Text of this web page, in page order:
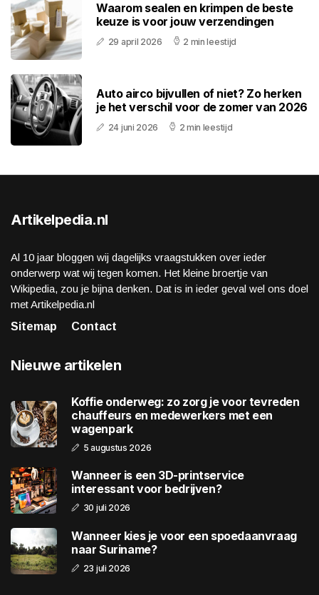
Waarom sealen en krimpen de beste
keuze is voor jouw verzendingen
29 april 2026 2 min leestijd
Auto airco bijvullen of niet? Zo herken
je het verschil voor de zomer van 2026
24 juni 2026 2 min leestijd
Artikelpedia.nl
Al 10 jaar bloggen wij dagelijks vraagstukken over ieder
onderwerp wat wij tegen komen. Het kleine broertje van
Wikipedia, zou je bijna denken. Dat is in ieder geval wel ons doel
met Artikelpedia.nl
Sitemap
Contact
Nieuwe artikelen
Koffie onderweg: zo zorg je voor tevreden
chauffeurs en medewerkers met een
wagenpark
5 augustus 2026
Wanneer is een 3D-printservice
interessant voor bedrijven?
30 juli 2026
Wanneer kies je voor een spoedaanvraag
naar Suriname?
23 juli 2026